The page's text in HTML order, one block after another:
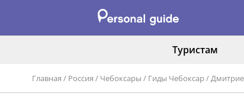
Туристам
Главная / Россия / Чебоксары / Гиды Чебоксар/